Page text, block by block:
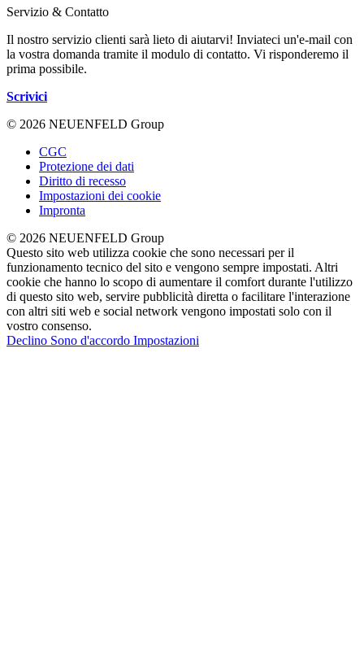
Servizio & Contatto
Il nostro servizio clienti sarà lieto di aiutarvi! Inviateci un'e-mail con
la vostra domanda tramite il modulo di contatto. Vi risponderemo il
prima possibile.
Scrivici
© 2026 NEUENFELD Group
CGC
Protezione dei dati
Diritto di recesso
Impostazioni dei cookie
Impronta
© 2026 NEUENFELD Group
Questo sito web utilizza cookie che sono necessari per il
funzionamento tecnico del sito e vengono sempre impostati. Altri
cookie che hanno lo scopo di aumentare il comfort durante l'utilizzo
di questo sito web, servire pubblicità diretta o facilitare l'interazione
con altri siti web e social network vengono impostati solo con il
vostro consenso.
Declino Sono d'accordo Impostazioni